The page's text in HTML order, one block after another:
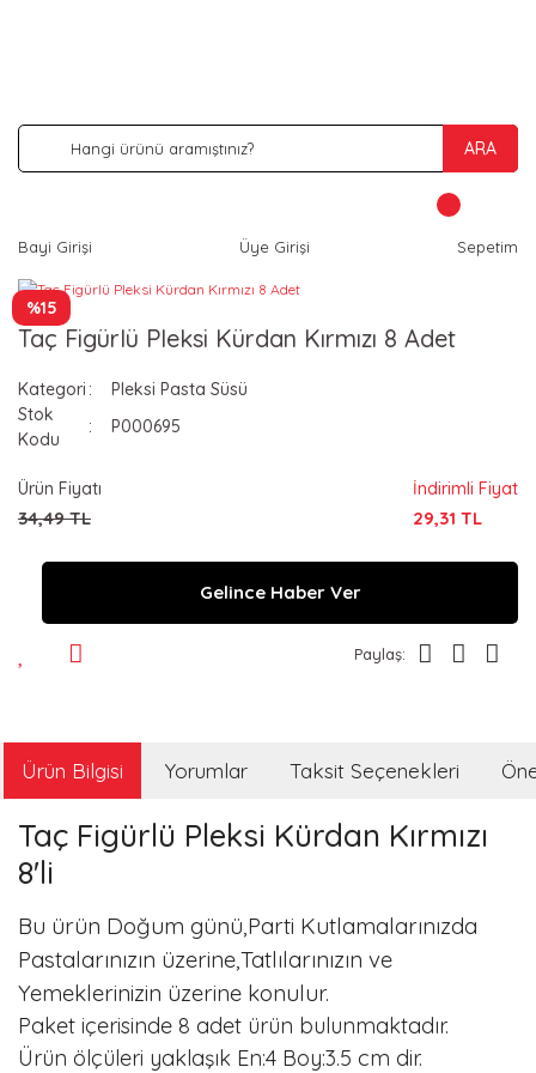
ARA
Bayi Girişi Üye Girişi Sepetim
%15
Taç Figürlü Pleksi Kürdan Kırmızı 8 Adet
Kategori
Pleksi Pasta Süsü
Stok
Kodu
P000695
Ürün Fiyatı
34,49 TL
İndirimli Fiyat
29,31 TL
Gelince Haber Ver
Paylaş:
Ürün Bilgisi Yorumlar Taksit Seçenekleri
Taç Figürlü Pleksi Kürdan Kırmızı
8'li
Bu ürün Doğum günü,Parti Kutlamalarınızda
Pastalarınızın üzerine,Tatlılarınızın ve
Yemeklerinizin üzerine konulur.
Paket içerisinde 8 adet ürün bulunmaktadır.
Ürün ölçüleri yaklaşık En:4 Boy:3.5 cm dir.